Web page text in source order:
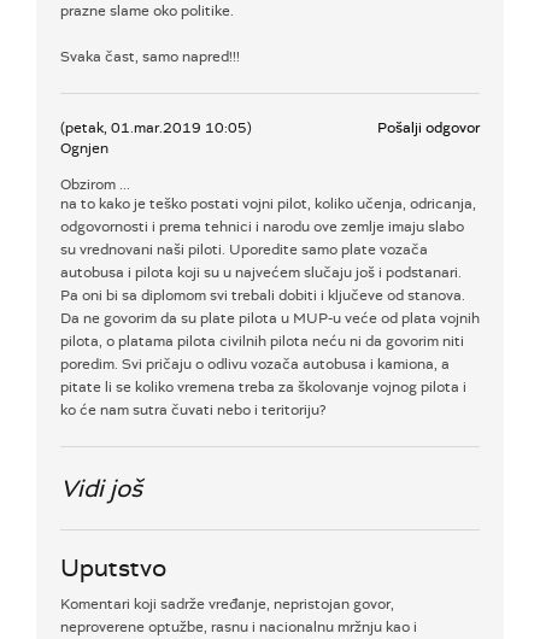
prazne slame oko politike.
Svaka čast, samo napred!!!
(petak, 01.mar.2019 10:05)
Ognjen
Pošalji odgovor
Obzirom ...
na to kako je teško postati vojni pilot, koliko učenja, odricanja,
odgovornosti i prema tehnici i narodu ove zemlje imaju slabo
su vrednovani naši piloti. Uporedite samo plate vozača
autobusa i pilota koji su u najvećem slučaju još i podstanari.
Pa oni bi sa diplomom svi trebali dobiti i ključeve od stanova.
Da ne govorim da su plate pilota u MUP-u veće od plata vojnih
pilota, o platama pilota civilnih pilota neću ni da govorim niti
poredim. Svi pričaju o odlivu vozača autobusa i kamiona, a
pitate li se koliko vremena treba za školovanje vojnog pilota i
ko će nam sutra čuvati nebo i teritoriju?
Vidi još
Uputstvo
Komentari koji sadrže vređanje, nepristojan govor,
neproverene optužbe, rasnu i nacionalnu mržnju kao i